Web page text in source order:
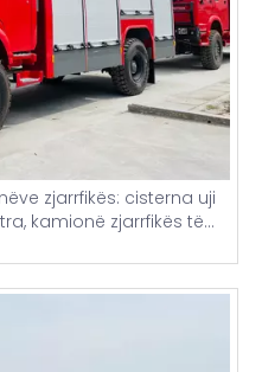
zjarrfikës: cisterna uji
kamionë zjarrfikës të